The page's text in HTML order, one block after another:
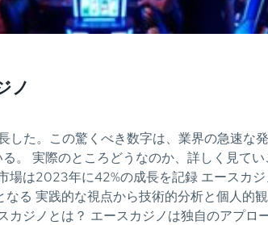
ノ
た。この驚くべき数字は、業界の急速な
。 実際のところどうなのか、詳しく見て
場は2023年に42%の成長を記録 エースカ
る 実践的な視点から技術的分析と個人的
ジノとは？ エースカジノは独自のアプ